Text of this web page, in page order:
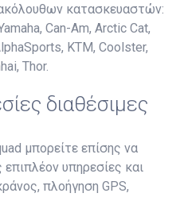
κατασκευαστών:
Can-Am, Arctic Cat,
KTM, Coolster,
Thor.
διαθέσιμες
μπορείτε επίσης να
υπηρεσίες και
πλοήγηση GPS,